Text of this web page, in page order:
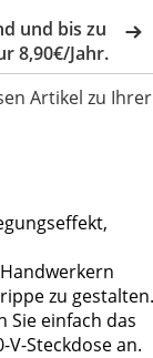
und bis zu
8,90€/Jahr.
Artikel zu Ihrer
zu gestalten.
Sie einfach das
V-Steckdose an.